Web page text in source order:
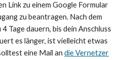
Link zu einem Google Formular
zu beantragen. Nach dem
Tage dauern, bis dein Anschluss
es länger, ist vielleicht etwas
eine Mail andie Vernetzer